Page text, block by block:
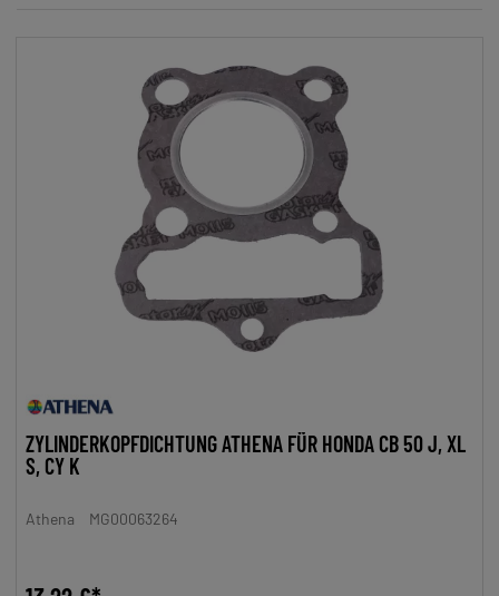
ZYLINDERKOPFDICHTUNG ATHENA FÜR HONDA CB 50 J, XL
S, CY K
Athena MG00063264